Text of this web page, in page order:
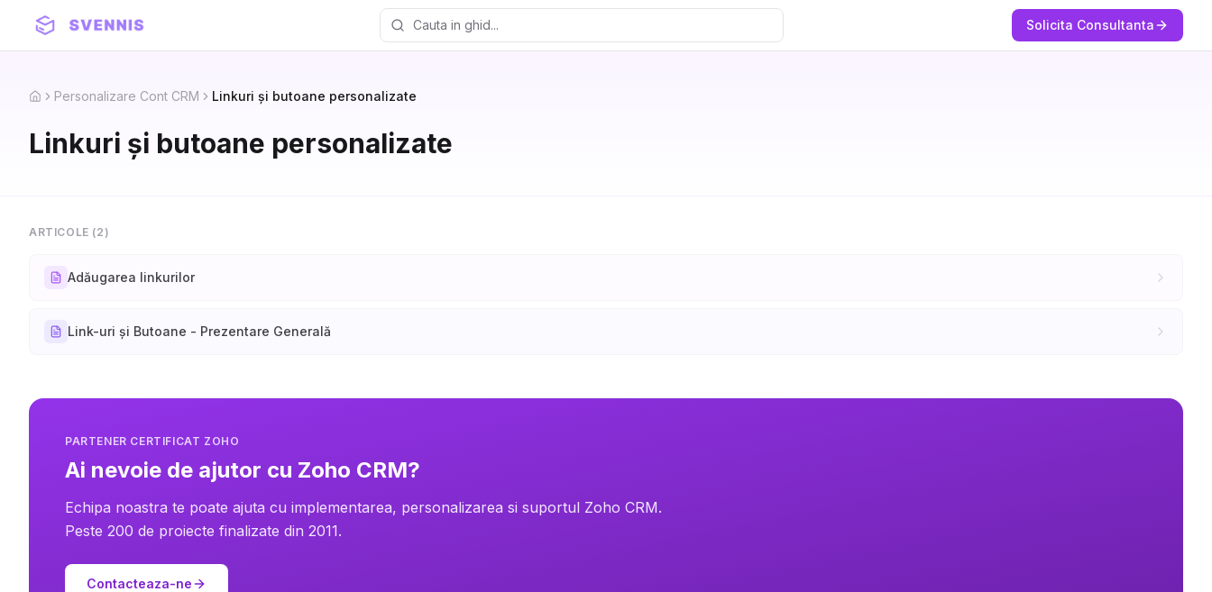
Solicita Consultanta
HomePersonalizare Cont CRM Linkuri și butoane personalizate
Linkuri și butoane personalizate
ARTICOLE (2 )
Adăugarea linkurilor
Link-uri și Butoane - Prezentare Generală
PARTENER CERTIFICAT ZOHO
Ai nevoie de ajutor cu Zoho CRM?
Echipa noastra te poate ajuta cu implementarea, personalizarea si suportul Zoho CRM.
Peste 200 de proiecte finalizate din 2011.
Contacteaza-ne